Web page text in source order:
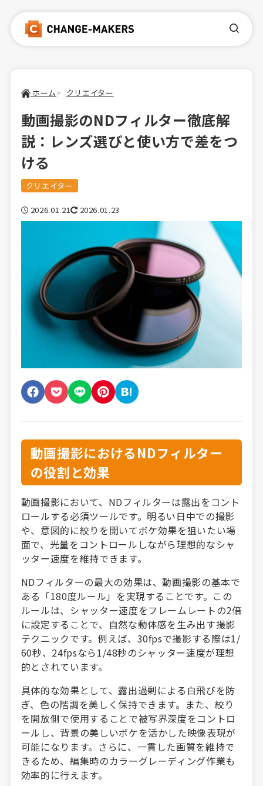
ホーム クリエイター
動画撮影のNDフィルター徹底解
説：レンズ選びと使い方で差をつ
ける
クリエイター
2026.01.21 2026.01.23
動画撮影におけるNDフィルター
の役割と効果
動画撮影において、NDフィルターは露出をコント
ロールする必須ツールです。明るい日中での撮影
や、意図的に絞りを開いてボケ効果を狙いたい場
面で、光量をコントロールしながら理想的なシャ
ッター速度を維持できます。
NDフィルターの最大の効果は、動画撮影の基本で
ある「180度ルール」を実現することです。この
ルールは、シャッター速度をフレームレートの2倍
に設定することで、自然な動体感を生み出す撮影
テクニックです。例えば、30fpsで撮影する際は1/
60秒、24fpsなら1/48秒のシャッター速度が理想
的とされています。
具体的な効果として、露出過剰による白飛びを防
ぎ、色の階調を美しく保持できます。また、絞り
を開放側で使用することで被写界深度をコントロ
ールし、背景の美しいボケを活かした映像表現が
可能になります。さらに、一貫した画質を維持で
きるため、編集時のカラーグレーディング作業も
効率的に行えます。